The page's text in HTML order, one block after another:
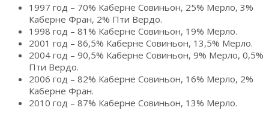
1997 год – 70% Каберне Совиньон, 25% Мерло, 3%
Каберне Фран, 2% Пти Вердо.
1998 год – 81% Каберне Совиньон, 19% Мерло.
2001 год – 86,5% Каберне Совиньон, 13,5% Мерло.
2004 год – 90,5% Каберне Совиньон, 9% Мерло, 0,5%
Пти Вердо.
2006 год – 82% Каберне Совиньон, 16% Мерло, 2%
Каберне Фран.
2010 год – 87% Каберне Совиньон, 13% Мерло.